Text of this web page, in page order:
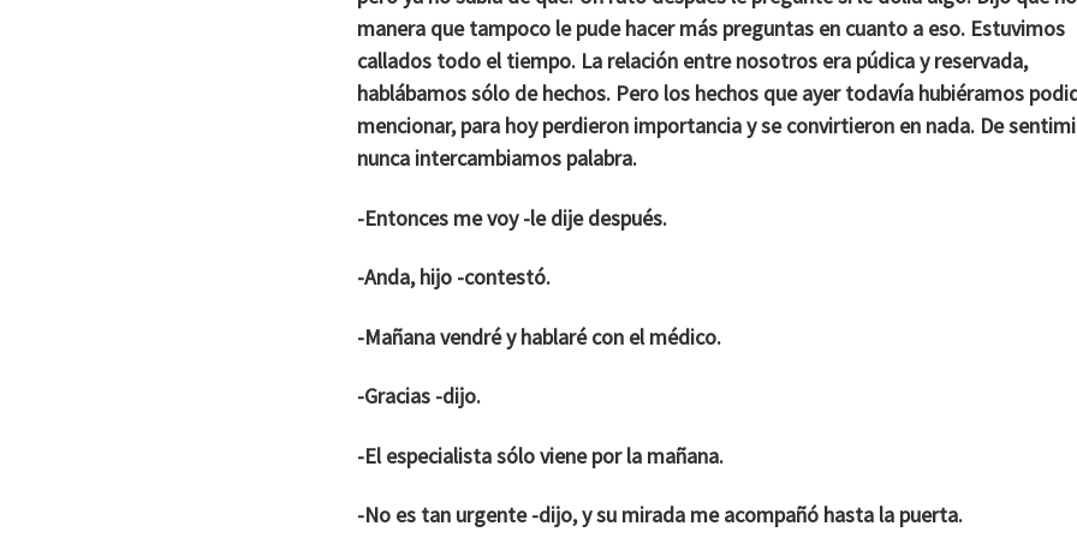
manera que tampoco le pude hacer más preguntas en cuanto a eso. Estuvimos
callados todo el tiempo. La relación entre nosotros era púdica y reservada,
hablábamos sólo de hechos. Pero los hechos que ayer todavía hubiéramos
mencionar, para hoy perdieron importancia y se convirtieron en nada. De
nunca intercambiamos palabra.
-Entonces me voy -le dije después.
-Anda, hijo -contestó.
-Mañana vendré y hablaré con el médico.
-Gracias -dijo.
-El especialista sólo viene por la mañana.
-No es tan urgente -dijo, y su mirada me acompañó hasta la puerta.